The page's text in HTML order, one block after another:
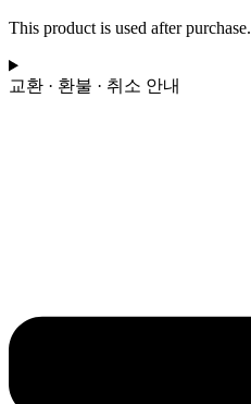
스)
-
Yuuri(유
This product is used after purchase.
교환 · 환불 · 취소 안내